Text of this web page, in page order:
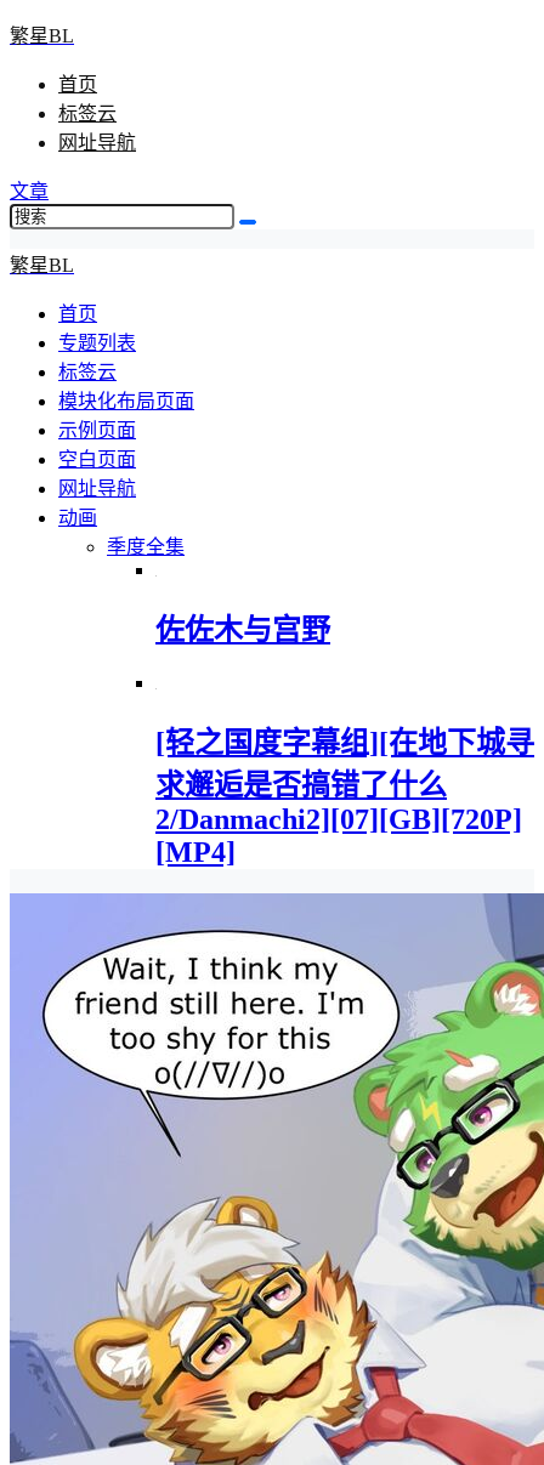
繁星BL
首页
标签云
网址导航
文章
繁星BL
首页
专题列表
标签云
模块化布局页面
示例页面
空白页面
网址导航
动画
季度全集
佐佐木与宫野
[轻之国度字幕组][在地下城寻
求邂逅是否搞错了什么
2/Danmachi2][07][GB][720P]
[MP4]